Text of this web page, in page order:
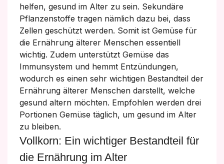
helfen, gesund im Alter zu sein. Sekundäre
Pflanzenstoffe tragen nämlich dazu bei, dass
Zellen geschützt werden. Somit ist Gemüse für
die Ernährung älterer Menschen essentiell
wichtig. Zudem unterstützt Gemüse das
Immunsystem und hemmt Entzündungen,
wodurch es einen sehr wichtigen Bestandteil der
Ernährung älterer Menschen darstellt, welche
gesund altern möchten. Empfohlen werden drei
Portionen Gemüse täglich, um gesund im Alter
zu bleiben.
Vollkorn: Ein wichtiger Bestandteil für
die Ernährung im Alter